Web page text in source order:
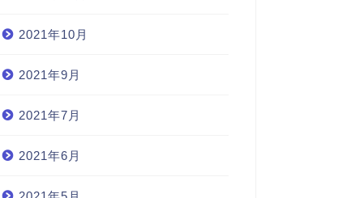
2021年10月
2021年9月
2021年7月
2021年6月